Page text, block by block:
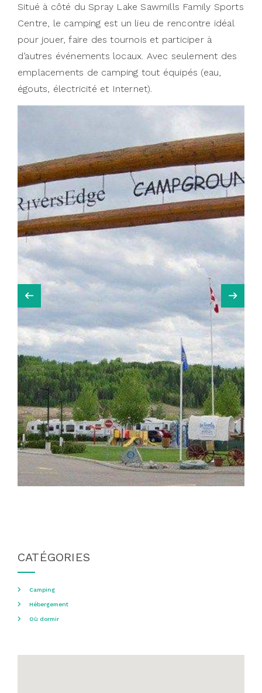
Situé à côté du Spray Lake Sawmills Family Sports
Centre, le camping est un lieu de rencontre idéal
pour jouer, faire des tournois et participer à
d’autres événements locaux. Avec seulement des
emplacements de camping tout équipés (eau,
égouts, électricité et Internet).
CATÉGORIES
Camping
Hébergement
Où dormir